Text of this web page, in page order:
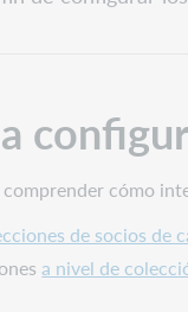
cómo
de socios de
a nivel de